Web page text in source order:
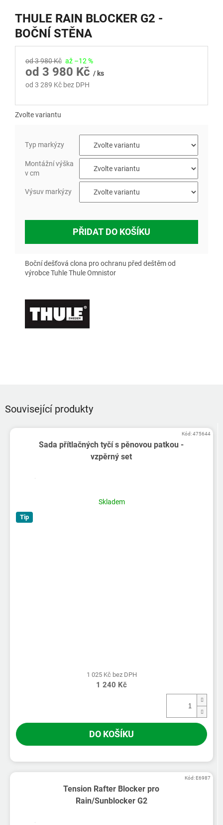
THULE RAIN BLOCKER G2 -
BOČNÍ STĚNA
od 3 980 Kč až –12 %
od 3 980 Kč / ks
od 3 289 Kč bez DPH
Zvolte variantu
Typ markýzy
Montážní výška
v cm
Výsuv markýzy
PŘIDAT DO KOŠÍKU
Boční dešťová clona pro ochranu před deštěm od
výrobceTuhle Thule Omnistor
Související produkty
Sada přítlačných tyčí s pěnovou patkou -
vzpěrný set
Skladem
Tip
1 025 Kč bez DPH
1 240 Kč
DO KOŠÍKU
Kód:475644
Tension Rafter Blocker pro
Rain/Sunblocker G2
Kód:E6987